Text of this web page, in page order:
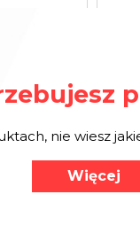
nie wiesz
Więcej